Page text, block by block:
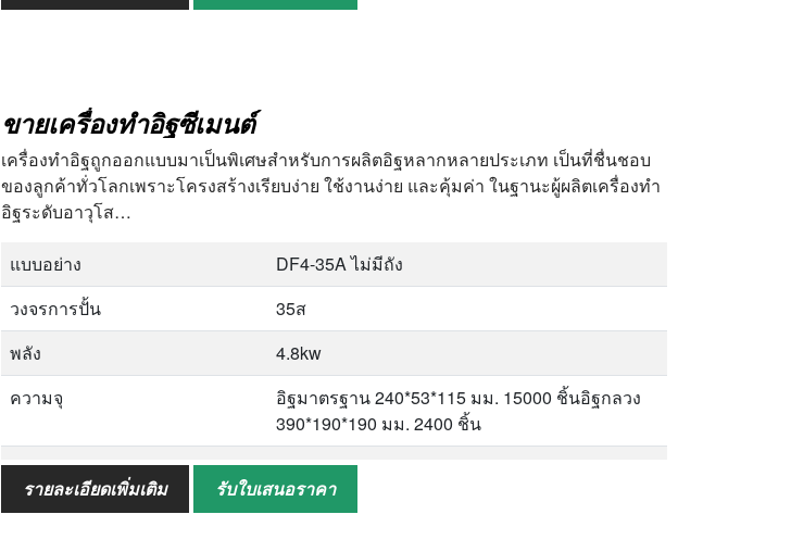
ขายเครื่องทำอิฐซีเมนต์
เครื่องทำอิฐถูกออกแบบมาเป็นพิเศษสำหรับการผลิตอิฐหลากหลายประเภท เป็นที่ชื่นชอบ
ของลูกค้าทั่วโลกเพราะโครงสร้างเรียบง่าย ใช้งานง่าย และคุ้มค่า ในฐานะผู้ผลิตเครื่องทำ
อิฐระดับอาวุโส…
แบบอย่าง
DF4-35A ไม่มีถัง
วงจรการปั้น
35ส
พลัง
4.8kw
ความจุ
อิฐมาตรฐาน 240*53*115 มม. 15000 ชิ้นอิฐกลวง
390*190*190 มม. 2400 ชิ้น
ขนาดแผ่น
850*550*30มม
ขนาดโดยรวม
1250*1350*1550มม
รายละเอียดเพิ่มเติม รับใบเสนอราคา